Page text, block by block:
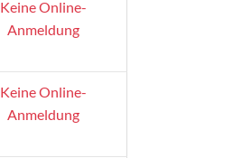
Keine Online-
Anmeldung
Keine Online-
Anmeldung